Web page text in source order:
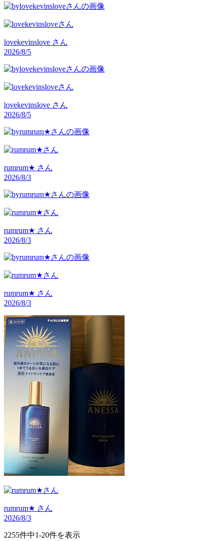
lovekevinslove さん
2026/8/5
lovekevinslove さん
2026/8/5
rumrum★ さん
2026/8/3
rumrum★ さん
2026/8/3
rumrum★ さん
2026/8/3
rumrum★ さん
2026/8/3
2255件中1-20件を表示